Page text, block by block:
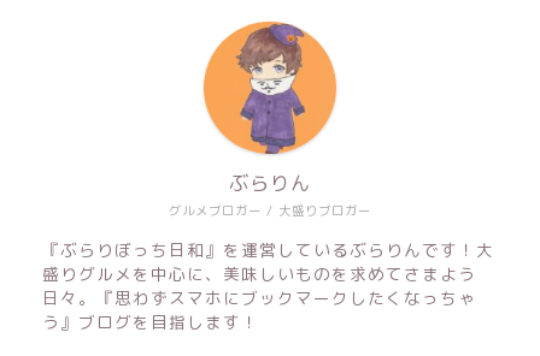
グルメブロガー / 大盛りブロガー
ぶらりん
『ぶらりぼっち日和』を運営しているぶらりんです！大
盛りグルメを中心に、美味しいものを求めてさまよう
日々。『思わずスマホにブックマークしたくなっちゃ
う』ブログを目指します！